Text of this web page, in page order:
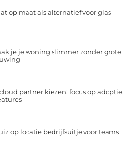
op maat als alternatief voor glas
je je woning slimmer zonder grote
partner kiezen: focus op adoptie,
op locatie bedrijfsuitje voor teams